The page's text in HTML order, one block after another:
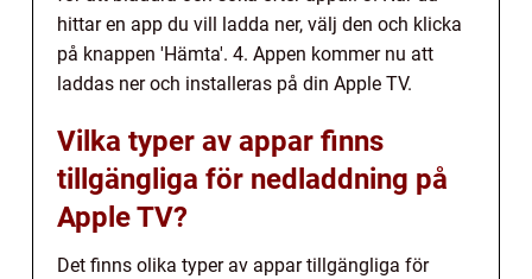
hittar en app du vill ladda ner, välj den och klicka
på knappen 'Hämta'. 4. Appen kommer nu att
laddas ner och installeras på din Apple TV.
Vilka typer av appar finns
tillgängliga för nedladdning på
Apple TV?
Det finns olika typer av appar tillgängliga för